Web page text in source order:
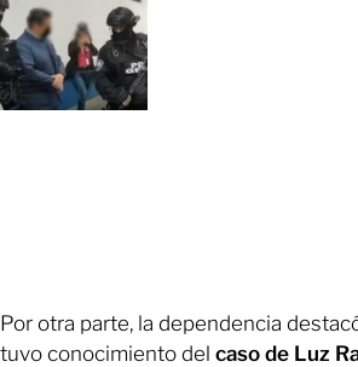
Por otra parte, la dependencia
tuvo conocimiento del caso de Luz